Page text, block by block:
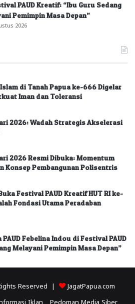
PAUD Kreatif: “Ibu Guru Sedang
Pemimpin Masa Depan”
2026
di Tanah Papua ke-666 Digelar
Iman dan Toleransi
2026: Wadah Strategis Akselerasi
2026 Resmi Dibuka: Momentum
Konsep Pembangunan Polisentris
Festival PAUD Kreatif HUT RI ke-
Fondasi Utama Peradaban
Febelina Indou di Festival PAUD
Melayani Pemimpin Masa Depan”
Reserved | JagatPapua.com
Iklan Pedoman Media Siber